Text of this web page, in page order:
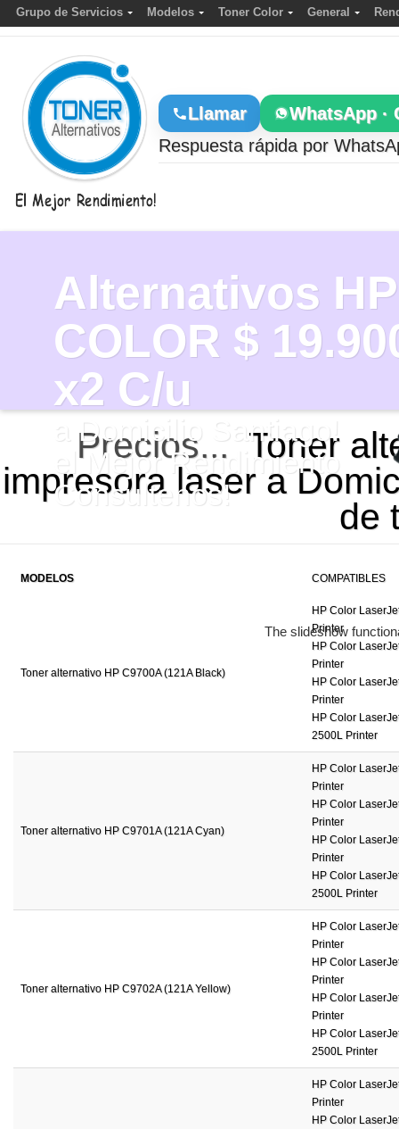
Grupo de Servicios Modelos Toner Color General
Llamar
WhatsApp ·
Respuesta rápida por
Alternativos HP
COLOR $
x2 C/u
a Domicilio Santiago!
el Mejor Rendimiento
Consultenos!
Precios... Toner
impresora laser a
de
MODELOS COMPATIBLES
Toner alternativo HP C9700A (121A Black)
HP Color
Printer
HP Color
Printer
HP Color
Printer
HP Color
2500L Printer
Toner alternativo HP C9701A (121A Cyan)
HP Color
Printer
HP Color
Printer
HP Color
Printer
HP Color
2500L Printer
Toner alternativo HP C9702A (121A Yellow)
HP Color
Printer
HP Color
Printer
HP Color
Printer
HP Color
2500L Printer
HP Color
Printer
HP Color